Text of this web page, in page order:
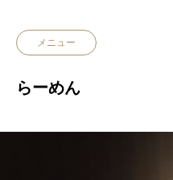
メニュー
らーめん